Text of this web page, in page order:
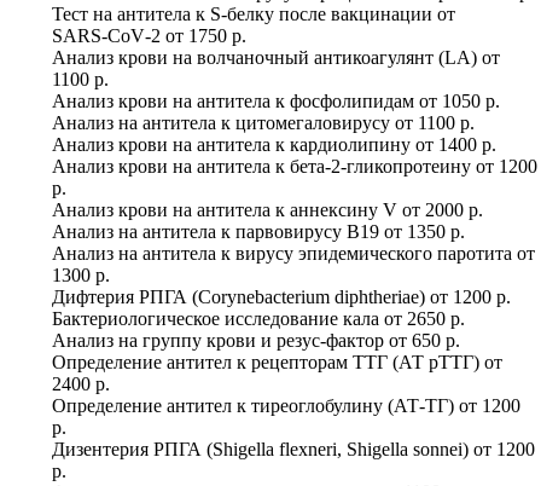
Тест на антитела к S-белку после вакцинации от
SARS‑CoV‑2 от 1750 р.
Анализ крови на волчаночный антикоагулянт (LA) от
1100 р.
Анализ крови на антитела к фосфолипидам от 1050 р.
Анализ на антитела к цитомегаловирусу от 1100 р.
Анализ крови на антитела к кардиолипину от 1400 р.
Анализ крови на антитела к бета-2-гликопротеину от 1200
р.
Анализ крови на антитела к аннексину V от 2000 р.
Анализ на антитела к парвовирусу B19 от 1350 р.
Анализ на антитела к вирусу эпидемического паротита от
1300 р.
Дифтерия РПГА (Corynebacterium diphtheriae) от 1200 р.
Бактериологическое исследование кала от 2650 р.
Анализ на группу крови и резус-фактор от 650 р.
Определение антител к рецепторам ТТГ (АТ рТТГ) от
2400 р.
Определение антител к тиреоглобулину (АТ-ТГ) от 1200
р.
Дизентерия РПГА (Shigella flexneri, Shigella sonnei) от 1200
р.